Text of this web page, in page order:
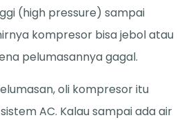
(high pressure) sampai
kompresor bisa jebol atau
pelumasannya gagal.
oli kompresor itu
AC. Kalau sampai ada air